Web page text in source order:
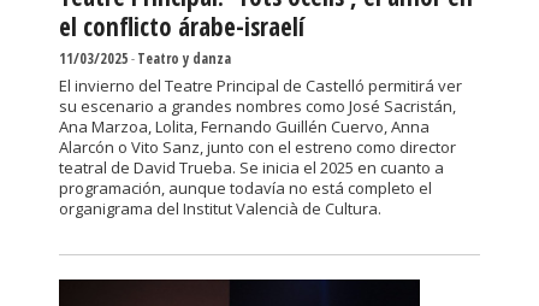
el conflicto árabe-israelí
11/03/2025-Teatro y danza
El invierno del Teatre Principal de Castelló permitirá ver
su escenario a grandes nombres como José Sacristán,
Ana Marzoa, Lolita, Fernando Guillén Cuervo, Anna
Alarcón o Vito Sanz, junto con el estreno como director
teatral de David Trueba. Se inicia el 2025 en cuanto a
programación, aunque todavía no está completo el
organigrama del Institut Valencià de Cultura.